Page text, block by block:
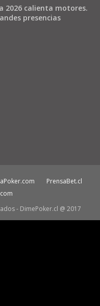
2026 calienta motores.
presencias
PrensaBet.cl
- DimePoker.cl @ 2017